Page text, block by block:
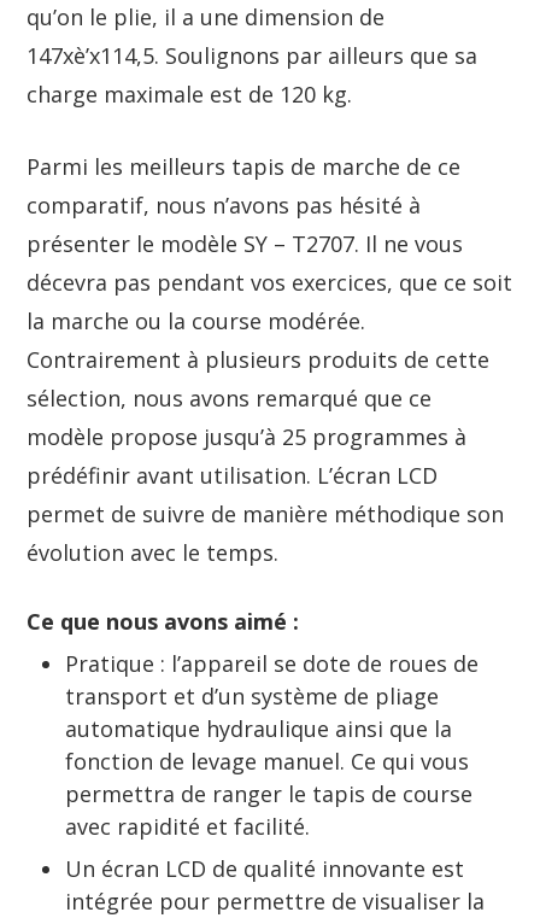
qu’on le plie, il a une dimension de
147xè’x114,5. Soulignons par ailleurs que sa
charge maximale est de 120 kg.
Parmi les meilleurs tapis de marche de ce
comparatif, nous n’avons pas hésité à
présenter le modèle SY – T2707. Il ne vous
décevra pas pendant vos exercices, que ce soit
la marche ou la course modérée.
Contrairement à plusieurs produits de cette
sélection, nous avons remarqué que ce
modèle propose jusqu’à 25 programmes à
prédéfinir avant utilisation. L’écran LCD
permet de suivre de manière méthodique son
évolution avec le temps.
Ce que nous avons aimé :
Pratique : l’appareil se dote de roues de
transport et d’un système de pliage
automatique hydraulique ainsi que la
fonction de levage manuel. Ce qui vous
permettra de ranger le tapis de course
avec rapidité et facilité.
Un écran LCD de qualité innovante est
intégrée pour permettre de visualiser la